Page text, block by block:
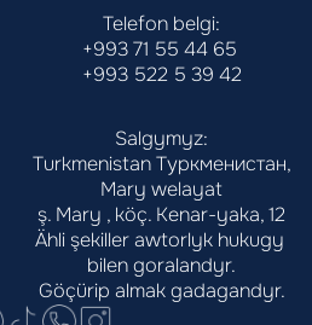
Telefon belgi:
+993 71 55 44 65
+993 522 5 39 42
Salgymyz:
Turkmenistan Туркменистан,
Mary welayat
ş. Mary , köç. Kenar-yaka, 12
Ähli şekiller awtorlyk hukugy
bilen goralandyr.
Göçürip almak gadagandyr.